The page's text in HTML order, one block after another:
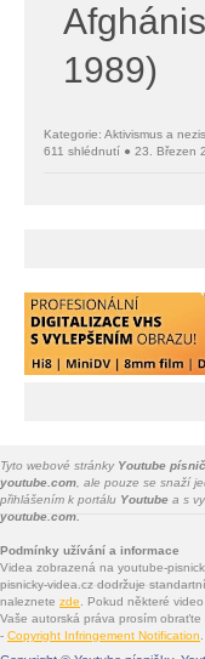
1989)
Kategorie: Aktivismus a
611 shlédnutí ● 23. Březen
Tyto webové stránky Youtube
youtube.com , ale pouze se snaží
přihlášením k portálu Youtube a s
youtube.com.
Podmínky užívání a informace
Videa zobrazená na youtube-
pisnicky-videa.cz dodržuje
naleznete zde . Pokud některé
Vaše autorská práva prosím
- Copyright Infringement Notification